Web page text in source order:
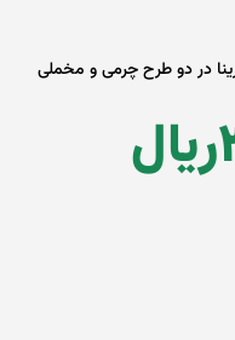
در دو طرح چرمی و مخملی
ريال